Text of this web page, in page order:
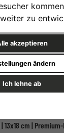
zu
akzeptieren
Ich lehne ab
ändern
13x18 cm |